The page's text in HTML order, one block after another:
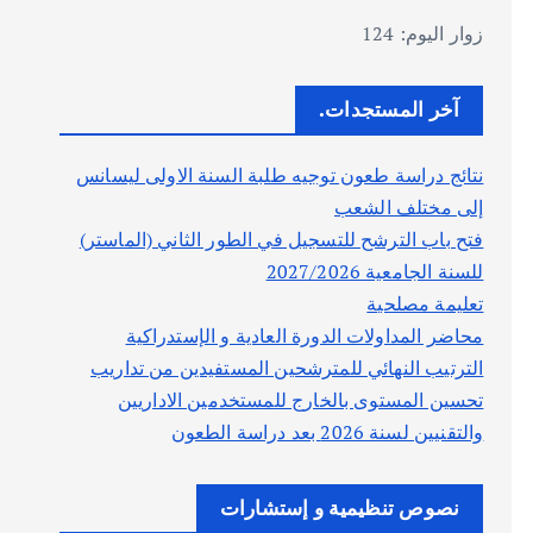
زوار اليوم: 124
آخر المستجدات.
نتائج دراسة طعون توجيه طلبة السنة الاولى ليسانس
إلى مختلف الشعب
فتح باب الترشح للتسجيل في الطور الثاني (الماستر)
للسنة الجامعية 2027/2026
تعليمة مصلحية
محاضر المداولات الدورة العادية و الإستدراكية
الترتيب النهائي للمترشحين المستفيدين من تداريب
تحسين المستوى بالخارج للمستخدمين الاداريين
والتقنيين لسنة 2026 بعد دراسة الطعون
نصوص تنظيمية و إستشارات